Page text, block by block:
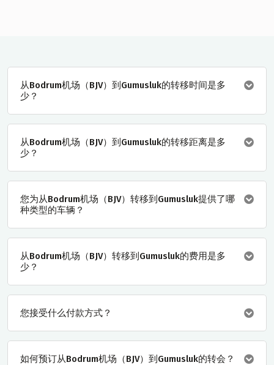
从Bodrum机场（BJV）到Gumusluk的转移时间是多
少？
从Bodrum机场（BJV）到Gumusluk的转移距离是多
少？
您为从Bodrum机场（BJV）转移到Gumusluk提供了哪
种类型的车辆？
从Bodrum机场（BJV）转移到Gumusluk的费用是多
少？
您接受什么付款方式？
如何预订从Bodrum机场（BJV）到Gumusluk的转会？